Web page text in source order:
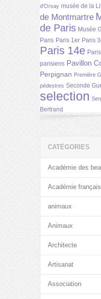
d'Orsay musée de la
de Montmartre
de Paris Musée
Paris Paris 1er Paris
Paris 14e
parisiens Pavillon
Perpignan Première
pédestres Seconde
selection
Bertrand
CATÉGORIES
Académie des
Académie
animaux
Animaux
Architecte
Artisanat
Association